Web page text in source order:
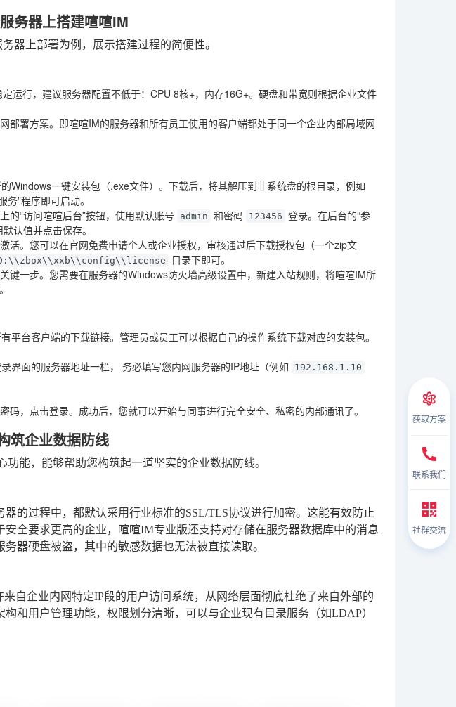
务器上搭建喧喧IM
器上部署为例，展示搭建过程的简便性。
运行，建议服务器配置不低于：CPU 8核+，内存16G+。硬盘和带宽则根据企业文件
部署方案。即喧喧IM的服务器和所有员工使用的客户端都处于同一个企业内部局域网
Windows一键安装包（.exe文件）。下载后，将其解压到非系统盘的根目录，例如
”程序即可启动。
的“访问喧喧后台”按钮，使用默认账号 admin 和密码 123456 登录。在后台的“参
认值并点击保存。
活。您可以在官网免费申请个人或企业授权，审核通过后下载授权包（一个zip文
目录下即可。
键一步。您需要在服务器的Windows防火墙高级设置中，新建入站规则，将喧喧IM所
平台客户端的下载链接。管理员或员工可以根据自己的操作系统下载对应的安装包。
界面的服务器地址一栏， 务必填写您内网服务器的IP地址 （例如 192.168.1.10
码，点击登录。成功后，您就可以开始与同事进行完全安全、私密的内部通讯了。
筑企业数据防线
能，能够帮助您构筑起一道坚实的企业数据防线。
的过程中，都默认采用行业标准的SSL/TLS协议进行加密。这能有效防止
全要求更高的企业，喧喧IM专业版还支持对存储在服务器数据库中的消息
器硬盘被盗，其中的敏感数据也无法被直接读取。
自企业内网特定IP段的用户访问系统，从网络层面彻底杜绝了来自外部的
和用户管理功能，权限划分清晰，可以与企业现有目录服务（如LDAP）
获取方案
联系我们
社群交流